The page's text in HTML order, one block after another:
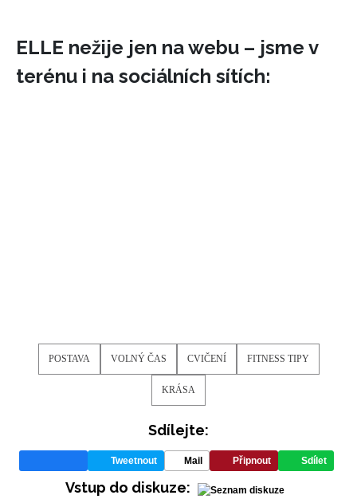
ELLE nežije jen na webu – jsme v
terénu i na sociálních sítích:
POSTAVA VOLNÝ ČAS CVIČENÍ FITNESS TIPY
KRÁSA
Sdílejte:
Tweetnout Mail Připnout Sdílet
Vstup do diskuze: